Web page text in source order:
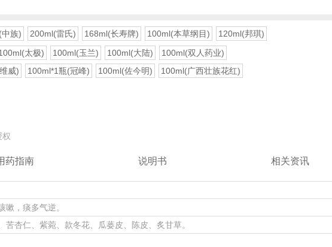
族) 200ml(雷氏) 168ml(长寿牌) 100ml(本草纲目)
120ml(邦琪)
太极) 100ml(玉兰) 100ml(大陆)
100ml(双人药业)
威) 100ml*1瓶(冠峰) 100ml(佐今明)
100ml(广西壮族花红)
权
药指南 说明书 相关资讯
嗽，痰多气逆。
苦杏仁、紫菀、款冬花、瓜蒌皮、陈皮、炙甘草。